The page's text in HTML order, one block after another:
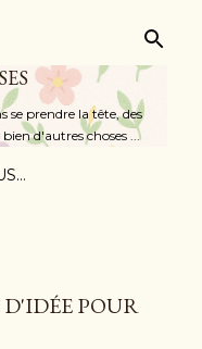
prendre la tête, des
d'autres choses ...
POUR